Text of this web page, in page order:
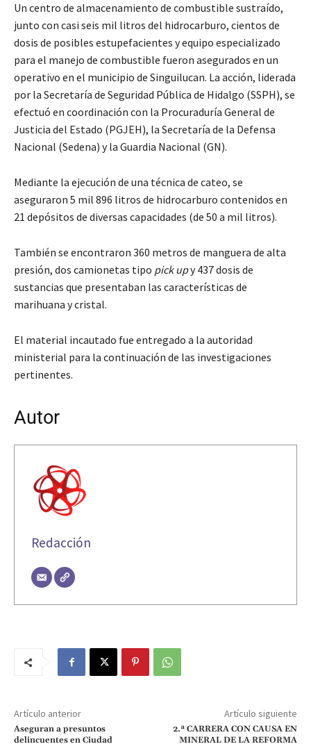
Un centro de almacenamiento de combustible sustraído,
junto con casi seis mil litros del hidrocarburo, cientos de
dosis de posibles estupefacientes y equipo especializado
para el manejo de combustible fueron asegurados en un
operativo en el municipio de Singuilucan. La acción, liderada
por la Secretaría de Seguridad Pública de Hidalgo (SSPH), se
efectuó en coordinación con la Procuraduría General de
Justicia del Estado (PGJEH), la Secretaría de la Defensa
Nacional (Sedena) y la Guardia Nacional (GN).
Mediante la ejecución de una técnica de cateo, se
aseguraron 5 mil 896 litros de hidrocarburo contenidos en
21 depósitos de diversas capacidades (de 50 a mil litros).
También se encontraron 360 metros de manguera de alta
presión, dos camionetas tipo pick upy 437 dosis de
sustancias que presentaban las características de
marihuana y cristal.
El material incautado fue entregado a la autoridad
ministerial para la continuación de las investigaciones
pertinentes.
Autor
Redacción
Artículo anterior
Aseguran a presuntos
delincuentes en Ciudad
Artículo siguiente
2.ª CARRERA CON CAUSA EN
MINERAL DE LA REFORMA